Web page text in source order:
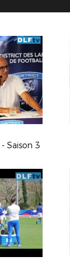
Saison 3